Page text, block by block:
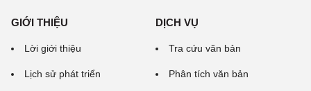
GIỚI THIỆU
Lời giới thiệu
Lịch sử phát triển
DỊCH VỤ
Tra cứu văn bản
Phân tích văn bản